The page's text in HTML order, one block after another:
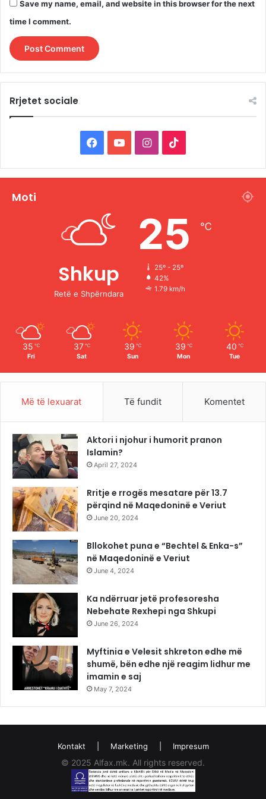
Save my name, email, and website in this browser for the next
time I comment.
Rrjetet sociale
a
e
b
o
I
n
a
g
r
i
o
k
Moti
Shkup
Retë e Shpërndara
25 ℃
25º - 25º
42%
1.79 km/h
35 ℃
Fri
37 ℃
Sat
39 ℃
Sun
39 ℃
Mon
40 ℃
Tue
Më të lexuarat Të fundit Komentet
Aktori i njohur i humorit pranon
Islamin?
April 27, 2024
Rritje e rrogës mesatare për 13.7
përqind në Maqedoninë e Veriut
June 20, 2024
Bllokohet puna e “Bechtel & Enka-s”
në Maqedoninë e Veriut
June 4, 2024
Ka ndërruar jetë profesoresha
Nebehate Rexhepi nga Shkupi
June 26, 2024
Myftinia e Velesit shkreton edhe më
shumë, bën edhe një reagim lidhur me
imamin e saj
May 7, 2024
Kontakt Marketing Impresum
© 2025 Alfax.mk. All rights reserved.